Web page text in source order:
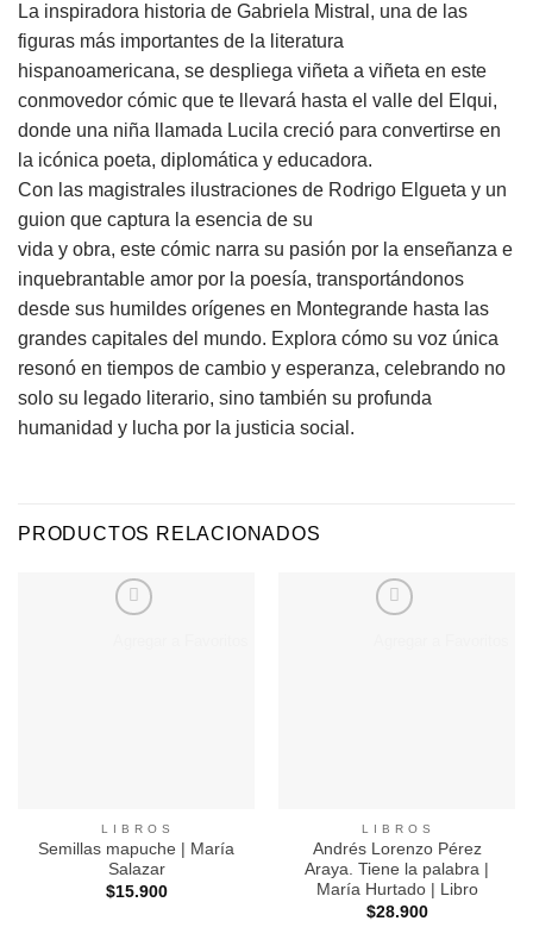
La inspiradora historia de Gabriela Mistral, una de las
figuras más importantes de la literatura
hispanoamericana, se despliega viñeta a viñeta en este
conmovedor cómic que te llevará hasta el valle del Elqui,
donde una niña llamada Lucila creció para convertirse en
la icónica poeta, diplomática y educadora.
Con las magistrales ilustraciones de Rodrigo Elgueta y un
guion que captura la esencia de su
vida y obra, este cómic narra su pasión por la enseñanza e
inquebrantable amor por la poesía, transportándonos
desde sus humildes orígenes en Montegrande hasta las
grandes capitales del mundo. Explora cómo su voz única
resonó en tiempos de cambio y esperanza, celebrando no
solo su legado literario, sino también su profunda
humanidad y lucha por la justicia social.
PRODUCTOS RELACIONADOS
L I B R O S
Semillas mapuche | María
Salazar
$15.900
L I B R O S
Andrés Lorenzo Pérez
Araya. Tiene la palabra |
María Hurtado | Libro
$28.900